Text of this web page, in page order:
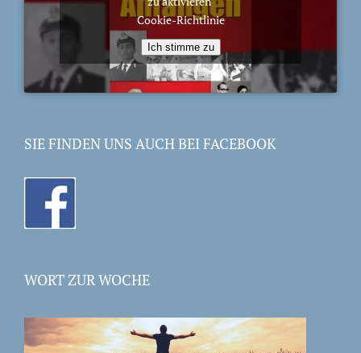
Cookie-Richtlinie
Ich stimme zu
SIE FINDEN UNS AUCH BEI FACEBOOK
WORT ZUR WOCHE